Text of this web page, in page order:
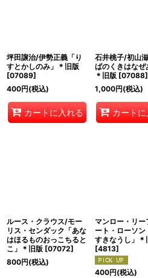
坪田譲治/伊勢正義「り
すとかしのみ」＊旧版
[07089]
400円(税込)
カートに入れる
石井桃子/初山
ばのくきはなぜ
＊旧版 [07088]
1,000円(税込)
カート
ルース・クラウス/モー
リス・センダック「あな
はほるものおっこちると
こ」＊旧版 [07072]
800円(税込)
マンロー・リ
ート・ローソン
すきなうし」＊
[4813]
400円(税込)